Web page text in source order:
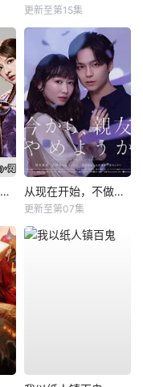
更新至第15集
如果不良激战区的四天王转生成了偶像团体？ 从现在开始，不做朋友了吧。
更新至第07集